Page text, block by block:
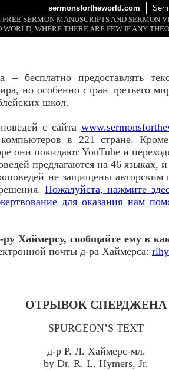
sermonsfortheworld.com
SERMON MANUSCRIPTS AND SERMON
WHERE THERE ARE FEW IF ANY
– бесплатно предоставлять
но особенно стран третьего
школ.
с сайта
в 221 стране.
они покидают YouTube и
предлагаются на 46
не защищены авторским
Пожалуйста, нажмите
для оказания нам
Хаймерсу, сообщайте ему в
почты д-ра Хаймерса:
ОТРЫВОК СПЕРДЖЕНА
SPURGEON’S TEXT
д-р Р. Л. Хаймерс-мл.
by Dr. R. L. Hymers, Jr.